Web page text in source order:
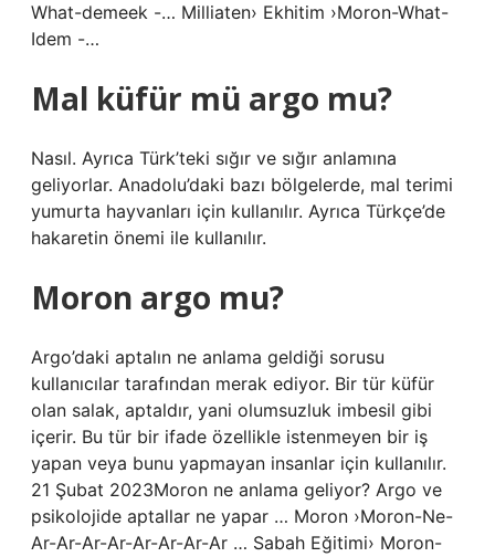
What-demeek -… Milliaten› Ekhitim ›Moron-What-
Idem -…
Mal küfür mü argo mu?
Nasıl. Ayrıca Türk’teki sığır ve sığır anlamına
geliyorlar. Anadolu’daki bazı bölgelerde, mal terimi
yumurta hayvanları için kullanılır. Ayrıca Türkçe’de
hakaretin önemi ile kullanılır.
Moron argo mu?
Argo’daki aptalın ne anlama geldiği sorusu
kullanıcılar tarafından merak ediyor. Bir tür küfür
olan salak, aptaldır, yani olumsuzluk imbesil gibi
içerir. Bu tür bir ifade özellikle istenmeyen bir iş
yapan veya bunu yapmayan insanlar için kullanılır.
21 Şubat 2023Moron ne anlama geliyor? Argo ve
psikolojide aptallar ne yapar … Moron ›Moron-Ne-
Ar-Ar-Ar-Ar-Ar-Ar-Ar-Ar … Sabah Eğitimi› Moron-